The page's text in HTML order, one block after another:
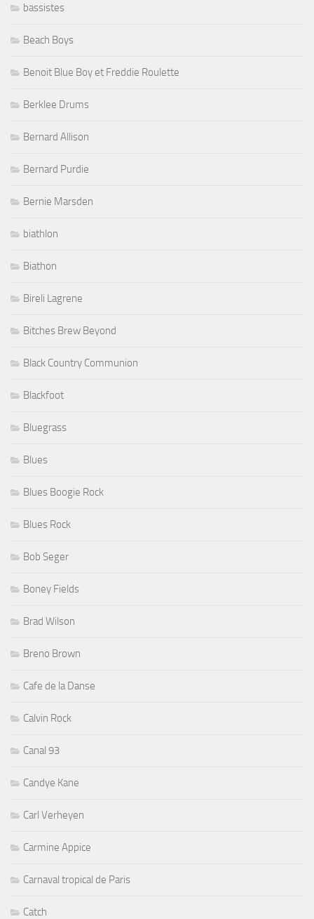
bassistes
Beach Boys
Benoit Blue Boy et Freddie Roulette
Berklee Drums
Bernard Allison
Bernard Purdie
Bernie Marsden
biathlon
Biathon
Bireli Lagrene
Bitches Brew Beyond
Black Country Communion
Blackfoot
Bluegrass
Blues
Blues Boogie Rock
Blues Rock
Bob Seger
Boney Fields
Brad Wilson
Breno Brown
Cafe de la Danse
Calvin Rock
Canal 93
Candye Kane
Carl Verheyen
Carmine Appice
Carnaval tropical de Paris
Catch